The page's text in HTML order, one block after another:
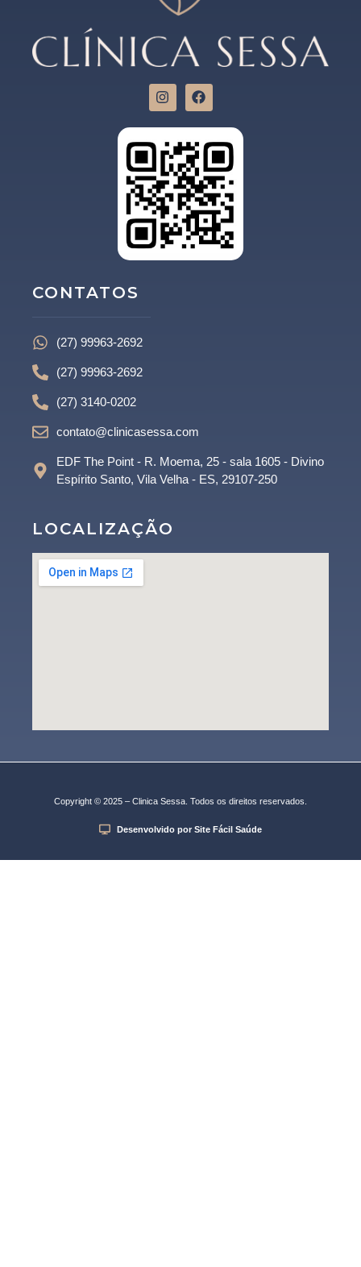
CONTATOS
(27) 99963-2692
(27) 99963-2692
(27) 3140-0202
contato@clinicasessa.com
EDF The Point - R. Moema, 25 - sala 1605 - Divino
Espírito Santo, Vila Velha - ES, 29107-250
LOCALIZAÇÃO
Copyright © 2025 – Clinica Sessa. Todos os direitos reservados.
Desenvolvido por Site Fácil Saúde